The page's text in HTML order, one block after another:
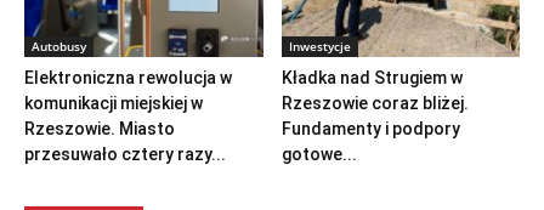
Autobusy
Elektroniczna rewolucja w
komunikacji miejskiej w
Rzeszowie. Miasto
przesuwało cztery razy...
Inwestycje
Kładka nad Strugiem w
Rzeszowie coraz bliżej.
Fundamenty i podpory
gotowe...